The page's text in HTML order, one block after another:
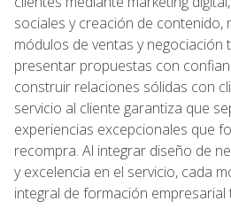
sociales y creación de contenido,
módulos de ventas y negociación
presentar propuestas con
construir relaciones sólidas con
servicio al cliente garantiza que
experiencias excepcionales que
recompra. Al integrar diseño de
y excelencia en el servicio, cada
integral de formación